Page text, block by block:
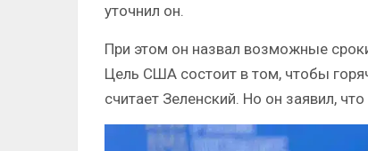
уточнил он.
При этом он назвал возможные
Цель США состоит в том, чтобы
считает Зеленский. Но он заявил,